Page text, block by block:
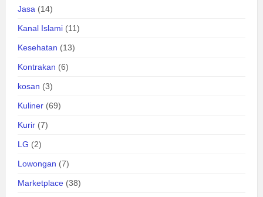
Jasa (14)
Kanal Islami (11)
Kesehatan (13)
Kontrakan (6)
kosan (3)
Kuliner (69)
Kurir (7)
LG (2)
Lowongan (7)
Marketplace (38)